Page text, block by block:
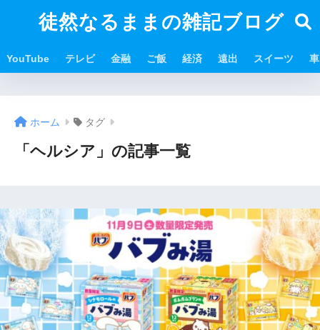
徒然なるままの雑記ブログ
YouTube テレビ 金融 ご飯 経済 遠出 スイーツ 車
ホーム タグ
「ヘルシア」の記事一覧